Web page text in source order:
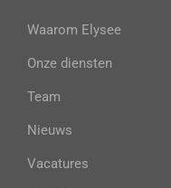
Waarom Elysee
Onze diensten
Team
Nieuws
Vacatures